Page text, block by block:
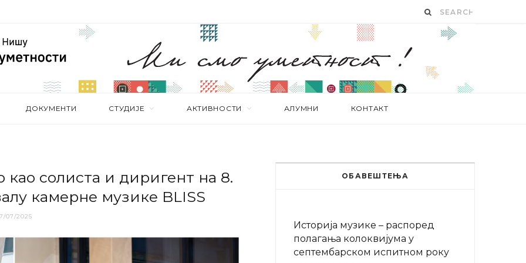
ДОКУМЕНТИ СТУДИЈЕ АКТИВНОСТИ АЛУМНИ КОНТАКТ
солиста и диригент на 8.
камерне музике BLISS
07/2025
ОБАВЕШТЕЊА
Историја музике – распоред
полагања колоквијума у
септембарском испитном року